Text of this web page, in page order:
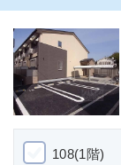
108(1階)